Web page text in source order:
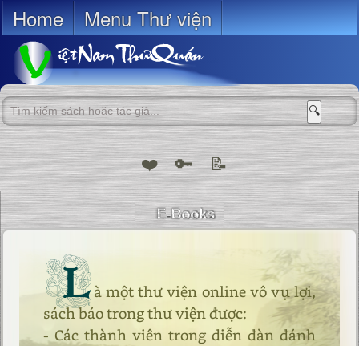
Home Menu Thư viện
🔍
❤️ 🔑 📝
Là một thư viện online vô vụ lợi,
sách báo trong thư viện được:
- Các thành viên trong diễn đàn đánh